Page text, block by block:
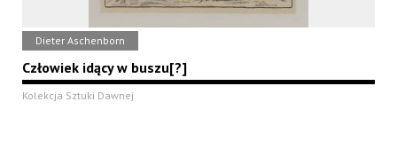
Dieter Aschenborn
Człowiek idący w buszu[?]
Kolekcja Sztuki Dawnej